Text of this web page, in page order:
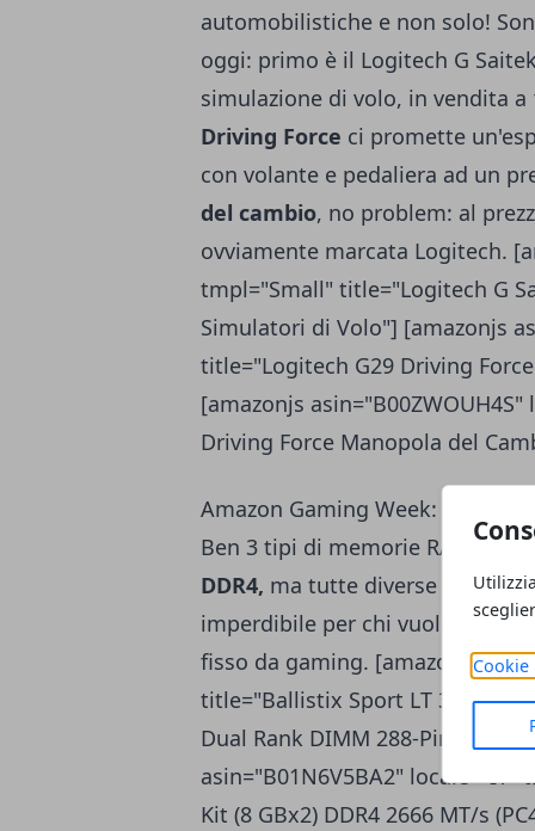
Cookie
automobilistiche e non solo!
oggi: primo è il Logitech G
simulazione di volo, in vendita a
Driving Force ci promette
con volante e pedaliera ad un
del cambio, no problem: al
ovviamente marcata Logitech.
tmpl="Small" title="Logitech G
Simulatori di Volo"] [amazonjs
title="Logitech G29 Driving
[amazonjs
Driving Force Manopola del
Amazon Gaming Week: Banchi
Ben 3 tipi di memorie RAM
DDR4, ma tutte diverse per
imperdibile per chi vuole
fisso da gaming. [amazonjs
title="Ballistix Sport LT 32 GB Kit
Dual Rank DIMM 288-Pin,
asin="B01N6V5BA2"
Kit (8 GBx2) DDR4 2666 MT/s